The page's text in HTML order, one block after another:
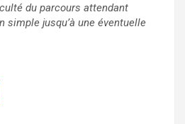
du parcours attendant
simple jusqu’à une éventuelle